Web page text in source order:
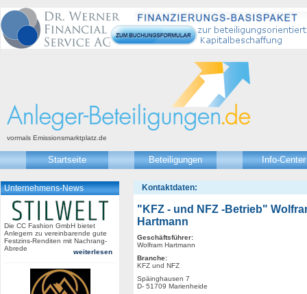
vormals Emissionsmarktplatz.de
Startseite Beteiligungen Info-Center
Unternehmens-News
Die CC Fashion GmbH bietet
Anlegern zu vereinbarende gute
Festzins-Renditen mit Nachrang-
Abrede
weiterlesen
Kontaktdaten:
"KFZ - und NFZ -Betrieb"
Hartmann
Geschäftsführer:
Wolfram Hartmann
Branche:
KFZ und NFZ
Späinghausen 7
D- 51709 Marienheide